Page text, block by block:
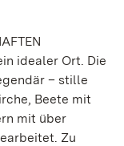
idealer Ort. Die
– stille
Beete mit
mit über
Zu